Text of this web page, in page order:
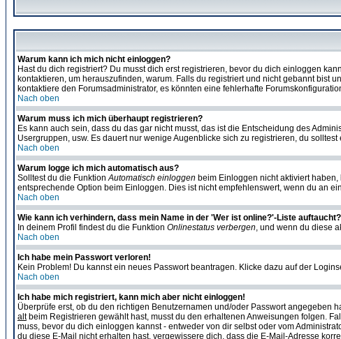
Warum kann ich mich nicht einloggen?
Hast du dich registriert? Du musst dich erst registrieren, bevor du dich einloggen
kontaktieren, um herauszufinden, warum. Falls du registriert und nicht gebannt bist
kontaktiere den Forumsadministrator, es könnten eine fehlerhafte
Nach oben
Warum muss ich mich überhaupt registrieren?
Es kann auch sein, dass du das gar nicht musst, das ist die Entscheidung des
Usergruppen, usw. Es dauert nur wenige Augenblicke sich zu registrieren, du solltest
Nach oben
Warum logge ich mich automatisch aus?
Solltest du die FunktionAutomatisch einloggen beim Einloggen nicht aktiviert
entsprechende Option beim Einloggen. Dies ist nicht empfehlenswert, wenn du an
Nach oben
Wie kann ich verhindern, dass mein Name in der 'Wer ist online?'-Liste auftaucht?
In deinem Profil findest du die Funktion Onlinestatus verbergen, und wenn du diese
Nach oben
Ich habe mein Passwort verloren!
Kein Problem! Du kannst ein neues Passwort beantragen. Klicke dazu auf der
Nach oben
Ich habe mich registriert, kann mich aber nicht einloggen!
Überprüfe erst, ob du den richtigen Benutzernamen und/oder Passwort angegeben
altbeim Registrieren gewählt hast, musst du den erhaltenen Anweisungen folgen.
muss, bevor du dich einloggen kannst - entweder von dir selbst oder vom
du diese E-Mail nicht erhalten hast, vergewissere dich, dass die E-Mail-Adresse